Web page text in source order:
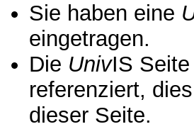
Sie haben eine
eingetragen.
Die UnivIS
referenziert,
dieser Seite.